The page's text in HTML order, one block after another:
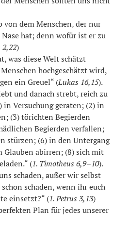
von dem Menschen, der nur
hat; denn wofür ist er zu
2,22)
was diese Welt schätzt
hochgeschätzt wird,
ein Greuel“ (Lukas 16,15).
und danach strebt, reich zu
in Versuchung geraten; (2) in
(3) törichten Begierden
Begierden verfallen;
stürzen; (6) in den Untergang
Glauben abirren; (8) sich mit
(1. Timotheus 6,9–10).
schaden, außer wir selbst
schon schaden, wenn ihr euch
einsetzt?“ (1. Petrus 3,13)
Plan für jedes unserer